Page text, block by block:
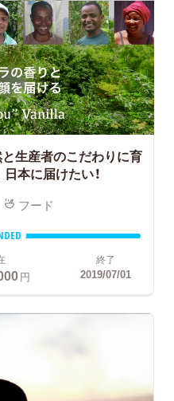
生産者のこだわりに育
日本に届けたい！
フード
円
終了
2019/07/01